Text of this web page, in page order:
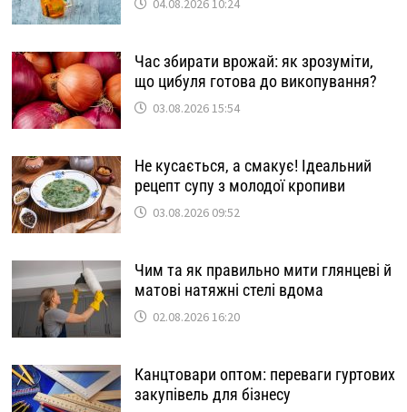
04.08.2026 10:24
Час збирати врожай: як зрозуміти,
що цибуля готова до викопування?
03.08.2026 15:54
Не кусається, а смакує! Ідеальний
рецепт супу з молодої кропиви
03.08.2026 09:52
Чим та як правильно мити глянцеві й
матові натяжні стелі вдома
02.08.2026 16:20
Канцтовари оптом: переваги гуртових
закупівель для бізнесу